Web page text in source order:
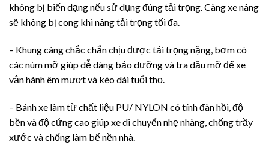
không bị biến dạng nếu sử dụng đúng tải trọng. Càng xe nâng
sẽ không bị cong khi nâng tải trọng tối đa.
– Khung càng chắc chắn chịu được tải trọng nặng, bơm có
các núm mỡ giúp dễ dàng bảo dưỡng và tra dầu mỡ để xe
vận hành êm mượt và kéo dài tuổi thọ.
– Bánh xe làm từ chất liệu PU/ NYLON có tính đàn hồi, độ
bền và độ cứng cao giúp xe di chuyển nhẹ nhàng, chống trầy
xước và chống làm bể nền nhà.